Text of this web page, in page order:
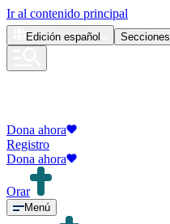
Ir al contenido principal
Edición español Secciones
Dona ahora
Registro
Dona ahora
Orar
Menú